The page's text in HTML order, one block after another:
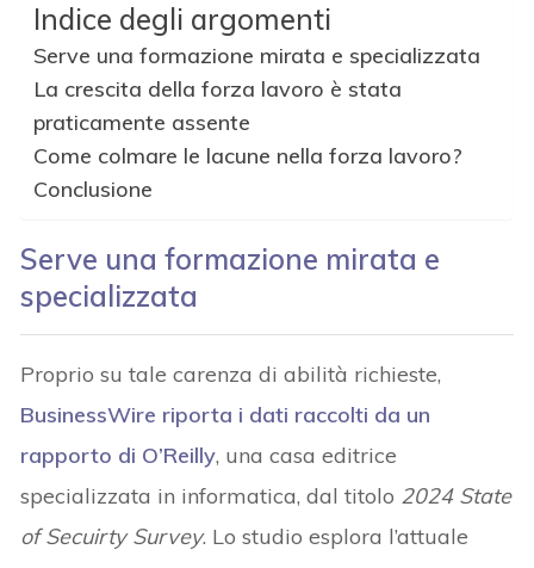
Indice degli argomenti
Serve una formazione mirata e specializzata
La crescita della forza lavoro è stata
praticamente assente
Come colmare le lacune nella forza lavoro?
Conclusione
Serve una formazione mirata e
specializzata
Proprio su tale carenza di abilità richieste,
BusinessWire riporta i dati raccolti da un
rapporto di O’Reilly, una casa editrice
specializzata in informatica, dal titolo 2024 State
of Secuirty Survey. Lo studio esplora l’attuale